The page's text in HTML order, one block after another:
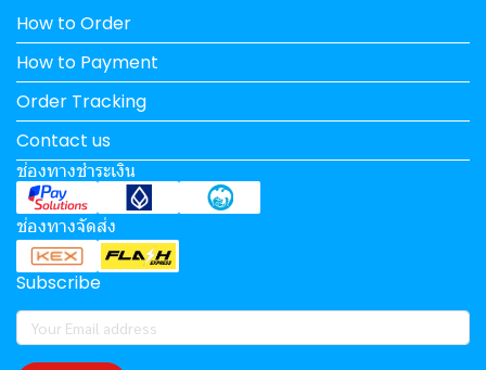
How to Order
How to Payment
Order Tracking
Contact us
ช่องทางชำระเงิน
ช่องทางจัดส่ง
Subscribe